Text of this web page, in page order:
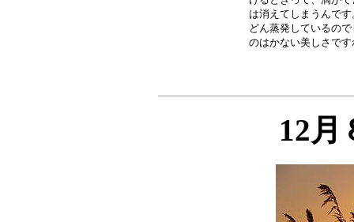
は消えてしまうんで
どん蒸発しているの
12月